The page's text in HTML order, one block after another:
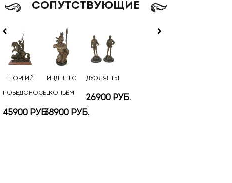
CОПУТСТВУЮЩИЕ
ГЕОРГИЙ
ПОБЕДОНОСЕЦ
45900 РУБ.
ИНДЕЕЦ С
КОПЬЁМ
38900 РУБ.
ДУЭЛЯНТЫ
26900 РУБ.